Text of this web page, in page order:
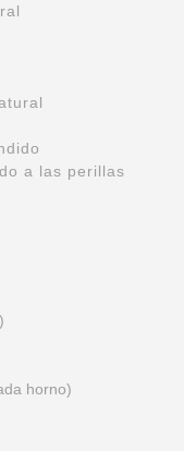
a las perillas
horno)